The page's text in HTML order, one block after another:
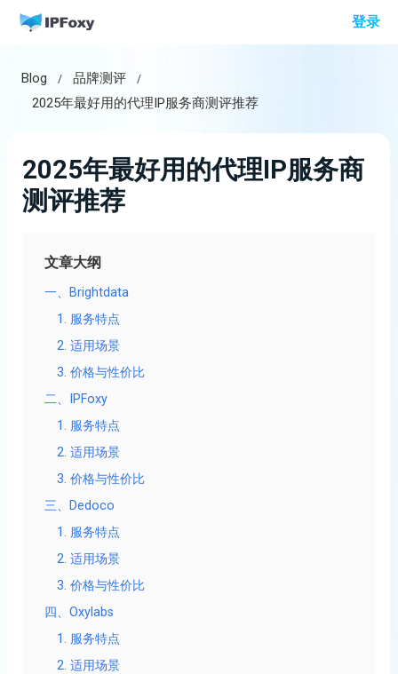
登录
Blog
品牌测评
2025年最好用的代理IP服务商测评推荐
2025年最好用的代理IP服务商
测评推荐
文章大纲
一、Brightdata
1. 服务特点
2. 适用场景
3. 价格与性价比
二、IPFoxy
1. 服务特点
2. 适用场景
3. 价格与性价比
三、Dedoco
1. 服务特点
2. 适用场景
3. 价格与性价比
四、Oxylabs
1. 服务特点
2. 适用场景